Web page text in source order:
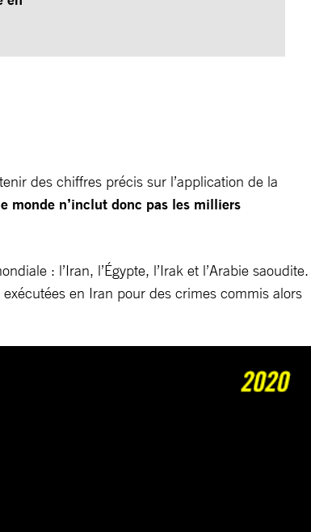
des chiffres précis sur l’application de la
monde n’inclut donc pas les milliers
: l’Iran, l’Égypte, l’Irak et l’Arabie saoudite.
en Iran pour des crimes commis alors